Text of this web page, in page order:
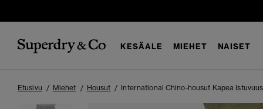
KESÄALE MIEHET NAISET
Etusivu Miehet Housut International Chino-housut Kapea Istuvuus